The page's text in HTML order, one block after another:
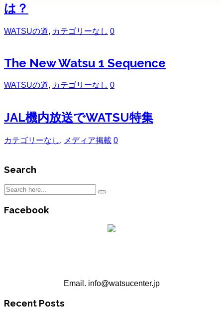
は？
WATSUの道, カテゴリーなし 0
The New Watsu 1 Sequence
WATSUの道, カテゴリーなし 0
JAL機内放送でWATSU特集
カテゴリーなし, メディア掲載 0
Search
Facebook
Email. info@watsucenter.jp
Recent Posts